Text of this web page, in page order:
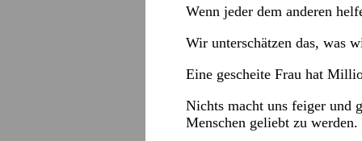
Wenn jeder dem anderen
Wir unterschätzen das, was
Eine gescheite Frau hat
Nichts macht uns feiger und
Menschen geliebt zu werden.